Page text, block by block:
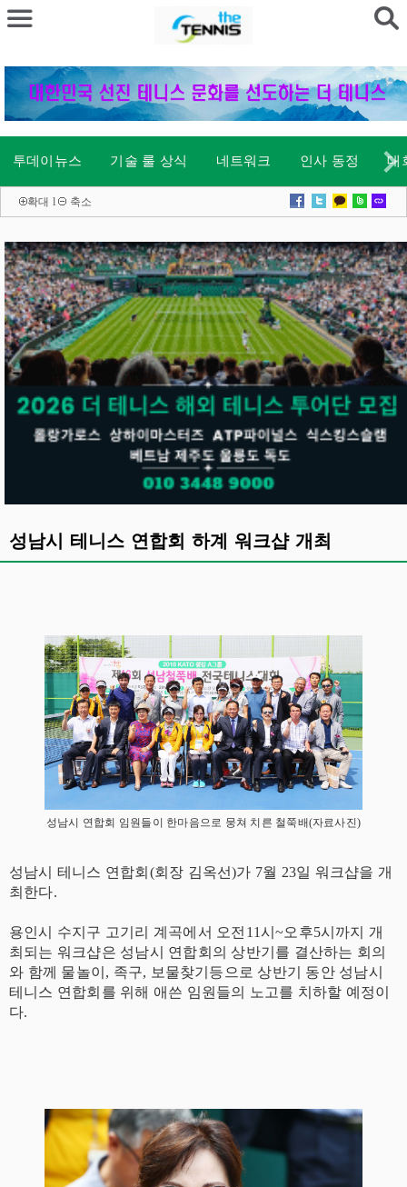
투데이뉴스 기술 룰 상식 네트워크 인사 동정 대
확대 l 축소
성남시 테니스 연합회 하계 워크샵 개최
성남시 연합회 임원들이 한마음으로 뭉쳐 치른 철쭉배(자료사진)
성남시 테니스 연합회(회장 김옥선)가 7월 23일 워크샵을 개
최한다.
용인시 수지구 고기리 계곡에서 오전11시~오후5시까지 개
최되는 워크샵은 성남시 연합회의 상반기를 결산하는 회의
와 함께 물놀이, 족구, 보물찾기등으로 상반기 동안 성남시
테니스 연합회를 위해 애쓴 임원들의 노고를 치하할 예정이
다.